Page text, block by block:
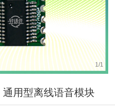
1 /1
用型离线语音模块